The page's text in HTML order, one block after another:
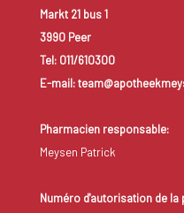
Markt 21 bus 1
3990 Peer
Tel: 011/610300
E-mail:
Pharmacien responsable:
Meysen Patrick
Numéro d'autorisation de la